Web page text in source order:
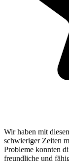
Wir haben mit
schwieriger Zeiten
Probleme konnten
freundliche und